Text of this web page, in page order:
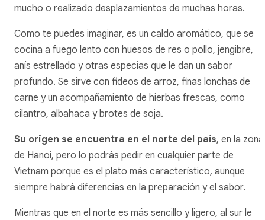
mucho o realizado desplazamientos de muchas horas.
Como te puedes imaginar, es un caldo aromático, que se
cocina a fuego lento con huesos de res o pollo, jengibre,
anís estrellado y otras especias que le dan un sabor
profundo. Se sirve con fideos de arroz, finas lonchas de
carne y un acompañamiento de hierbas frescas, como
cilantro, albahaca y brotes de soja.
Su origen se encuentra en el norte del país, en la zona
de Hanoi, pero lo podrás pedir en cualquier parte de
Vietnam porque es el plato más característico, aunque
siempre habrá diferencias en la preparación y el sabor.
Mientras que en el norte es más sencillo y ligero, al sur le